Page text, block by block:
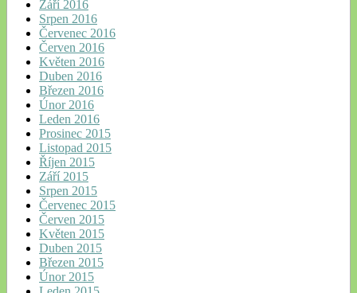
Září 2016
Srpen 2016
Červenec 2016
Červen 2016
Květen 2016
Duben 2016
Březen 2016
Únor 2016
Leden 2016
Prosinec 2015
Listopad 2015
Říjen 2015
Září 2015
Srpen 2015
Červenec 2015
Červen 2015
Květen 2015
Duben 2015
Březen 2015
Únor 2015